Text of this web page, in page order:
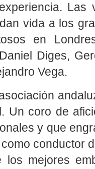
Las
vida a los
en
Diges,
Vega.
Un coro de
y que
conductor
los mejores